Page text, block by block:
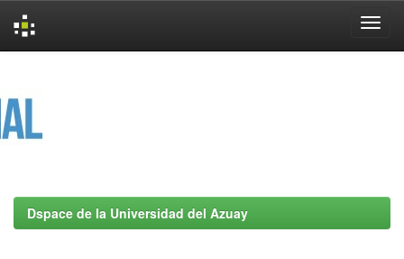
Dspace de la Universidad del Azuay